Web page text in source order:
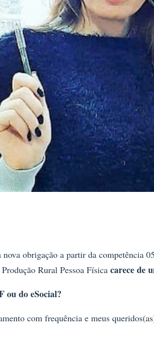
obrigação a partir da competência
Rural Pessoa Física carece de
ou do eSocial?
com frequência e meus